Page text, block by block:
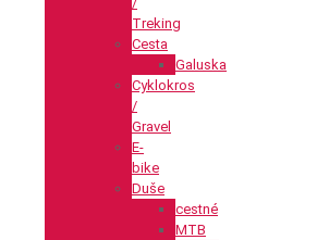
Treking
Cesta
Galuska
Cyklokros
/
Gravel
E-
bike
Duše
cestné
MTB